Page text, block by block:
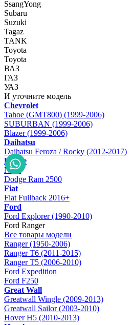
SsangYong
Subaru
Suzuki
Tagaz
TANK
Toyota
Toyota
ВАЗ
ГАЗ
УАЗ
И уточните модель
Chevrolet
Tahoe (GMT800) (1999-2006)
SUBURBAN (1999-2006)
Blazer (1999-2006)
Daihatsu
Daihatsu Feroza / Rocky (2012-2017)
Dodge
Nitro
Dodge Ram 2500
Fiat
Fiat Fullback 2016+
Ford
Ford Explorer (1990-2010)
Ford Ranger
Все товары модели
Ranger (1950-2006)
Ranger T6 (2011-2015)
Ranger T5 (2006-2010)
Ford Expedition
Ford F250
Great Wall
Greatwall Wingle (2009-2013)
Greatwall Sailor (2003-2010)
Hover H5 (2010-2013)